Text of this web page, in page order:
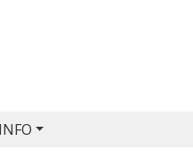
INFO